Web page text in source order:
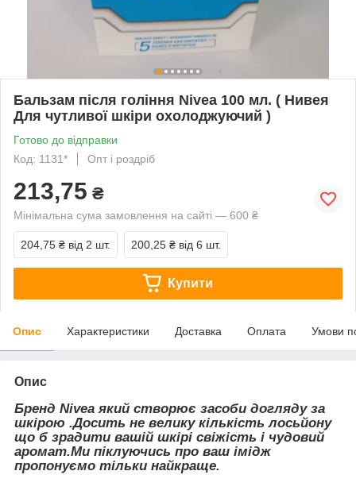
Бальзам після гоління Nivea 100 мл. ( Нивея
Для чутливої шкіри охолоджуючий )
Готово до відправки
Код: 1131*
Опт і роздріб
213,75 ₴
Мінімальна сума замовлення на сайті — 600 ₴
204,75 ₴ від 2 шт. 200,25 ₴ від 6 шт.
Купити
Опис Характеристики Доставка Оплата Умови
Опис
Бренд Nivea який створює засоби догляду за
шкірою .Досить не велику кількість лосьйону
що б зрадити вашій шкірі свіжість і чудовий
аромат.Ми піклуючись про ваш імідж
пропонуємо тільки найкраще.